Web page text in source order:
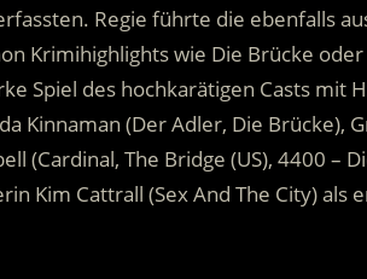
Regie führte die ebenfalls
Krimihighlights wie Die Brücke
Spiel des hochkarätigen Casts mit
Kinnaman (Der Adler, Die Brücke),
(Cardinal, The Bridge (US), 4400 –
Kim Cattrall (Sex And The City) als